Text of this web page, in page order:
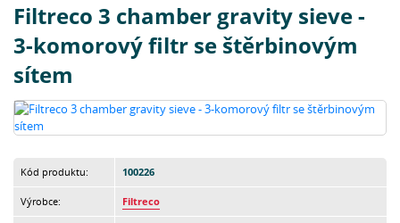
Filtreco 3 chamber gravity sieve -
3-komorový filtr se štěrbinovým
sítem
Kód produktu: 100226
Výrobce: Filtreco